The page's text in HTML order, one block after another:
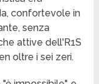
confortevole in
senza
attive dell'R1S
oltre i sei zeri.